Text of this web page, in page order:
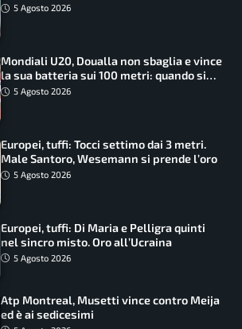
5 Agosto 2026
Mondiali U20, Doualla non sbaglia e vince
la sua batteria sui 100 metri: quando si
disputano le finali
5 Agosto 2026
Europei, tuffi: Tocci settimo dai 3 metri.
Male Santoro, Wesemann si prende l’oro
5 Agosto 2026
Europei, tuffi: Di Maria e Pelligra quinti
nel sincro misto. Oro all’Ucraina
5 Agosto 2026
Atp Montreal, Musetti vince contro Meija
ed è ai sedicesimi